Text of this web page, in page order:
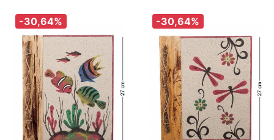
-30,64% -30,64%